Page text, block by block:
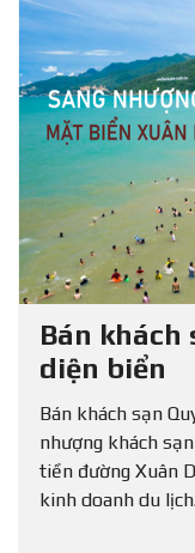
Bán khách
diện biển
Bán khách sạn
nhượng khách
tiền đường Xuân
kinh doanh du